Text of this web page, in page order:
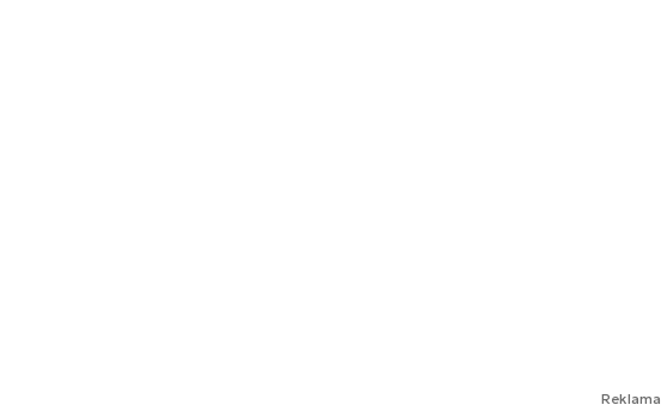
Reklama